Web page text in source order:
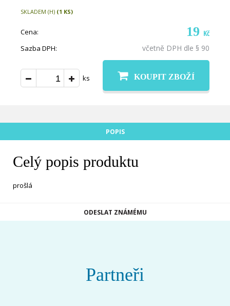
SKLADEM (H) (1 KS)
Cena: 19 Kč
Sazba DPH: včetně DPH dle § 90
ks KOUPIT ZBOŽÍ
POPIS
Celý popis produktu
prošlá
ODESLAT ZNÁMÉMU
Partneři